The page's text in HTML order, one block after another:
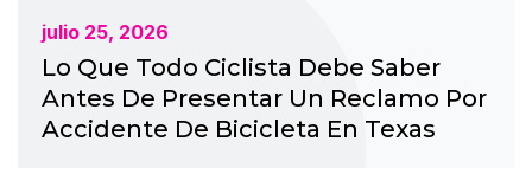
julio 25, 2026
Lo Que Todo Ciclista Debe Saber
Antes De Presentar Un Reclamo Por
Accidente De Bicicleta En Texas